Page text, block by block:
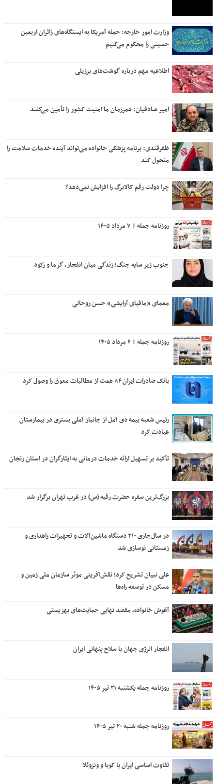
اطلاعیه مهم درباره گوشت‌های برزیلی
امیر صادقیان: همرزمان ما امنیت کشور را تأمین می‌کنند
ظفرقندی: برنامه پزشکی خانواده می‌تواند آینده خدمات سلامت را
متحول کند
چرا دولت رقم کالابرگ را افزایش نمی‌دهد؟
روزنامه جمله | ۷ مرداد ۱۴۰۵
جنوب زیر سایه جنگ؛ زندگی میان انفجار، گرما و رکود
معمای «مافیای آرایشی» حسن روحانی
روزنامه جمله | ۶ مرداد ۱۴۰۵
بانک صادرات ایران ۸۴ همت از مطالبات معوق را وصول کرد
رئیس شعبه بیمه دی آمل از جانباز آملی بستری در بیمارستان
تأکید بر تسهیل ارائه خدمات درمانی به ایثارگران در استان زنجان
بزرگ‌ترین سفره حضرت رقیه (س) در غرب تهران برگزار شد
در سال‌جاری ۲۱۰ دستگاه ماشین‌آلات و تجهیزات راهداری و
زمستانی نوسازی شد
علی نبیان تشریح کرد؛ نقش‌آفرینی موثر سازمان ملی زمین و
مسکن در توسعه راه‌ها
انفجار انرژی جهان با سلاح پنهانی ایران
روزنامه جمله یکشنبه ۲۱ تیر ۱۴۰۵
روزنامه جمله شنبه ۲۰ تیر ۱۴۰۵
تفاوت اساسی ایران با کوبا و ونزوئلا
سرگردان میان مذاکره و انتقام